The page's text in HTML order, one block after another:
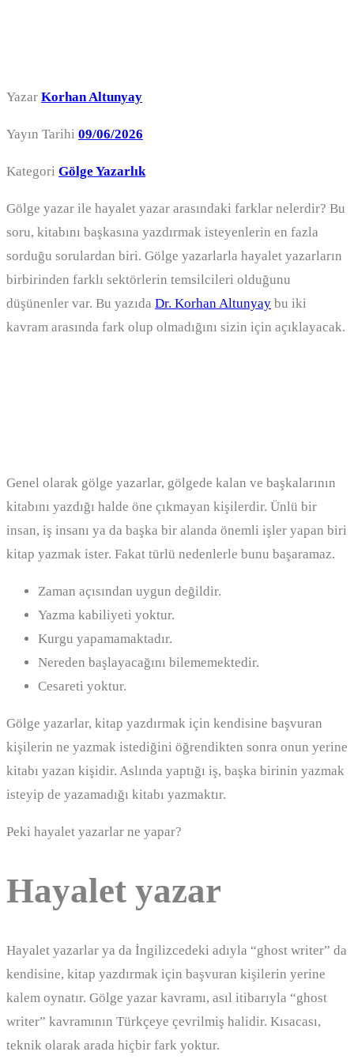
Yazar Korhan Altunyay
Yayın Tarihi 09/06/2026
Kategori Gölge Yazarlık
Gölge yazar ile hayalet yazar arasındaki farklar nelerdir? Bu
soru, kitabını başkasına yazdırmak isteyenlerin en fazla
sorduğu sorulardan biri. Gölge yazarlarla hayalet yazarların
birbirinden farklı sektörlerin temsilcileri olduğunu
düşünenler var. Bu yazıda Dr. Korhan Altunyay bu iki
kavram arasında fark olup olmadığını sizin için açıklayacak.
Genel olarak gölge yazarlar, gölgede kalan ve başkalarının
kitabını yazdığı halde öne çıkmayan kişilerdir. Ünlü bir
insan, iş insanı ya da başka bir alanda önemli işler yapan biri
kitap yazmak ister. Fakat türlü nedenlerle bunu başaramaz.
Zaman açısından uygun değildir.
Yazma kabiliyeti yoktur.
Kurgu yapamamaktadır.
Nereden başlayacağını bilememektedir.
Cesareti yoktur.
Gölge yazarlar, kitap yazdırmak için kendisine başvuran
kişilerin ne yazmak istediğini öğrendikten sonra onun yerine
kitabı yazan kişidir. Aslında yaptığı iş, başka birinin yazmak
isteyip de yazamadığı kitabı yazmaktır.
Peki hayalet yazarlar ne yapar?
Hayalet yazar
Hayalet yazarlar ya da İngilizcedeki adıyla “ghost writer” da
kendisine, kitap yazdırmak için başvuran kişilerin yerine
kalem oynatır. Gölge yazar kavramı, asıl itibarıyla “ghost
writer” kavramının Türkçeye çevrilmiş halidir. Kısacası,
teknik olarak arada hiçbir fark yoktur.